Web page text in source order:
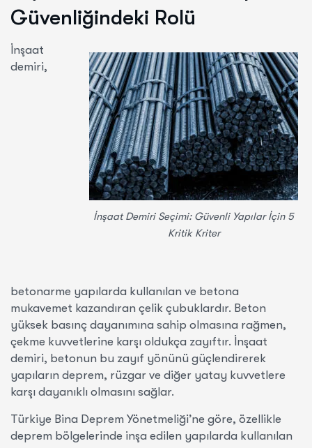
Güvenliğindeki Rolü
İnşaat Demiri Seçimi: Güvenli Yapılar İçin 5
Kritik Kriter
İnşaat
demiri,
betonarme yapılarda kullanılan ve betona
mukavemet kazandıran çelik çubuklardır. Beton
yüksek basınç dayanımına sahip olmasına rağmen,
çekme kuvvetlerine karşı oldukça zayıftır. İnşaat
demiri, betonun bu zayıf yönünü güçlendirerek
yapıların deprem, rüzgar ve diğer yatay kuvvetlere
karşı dayanıklı olmasını sağlar.
Türkiye Bina Deprem Yönetmeliği’ne göre, özellikle
deprem bölgelerinde inşa edilen yapılarda kullanılan